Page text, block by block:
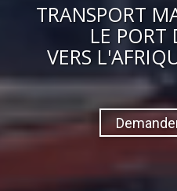
TRANSPORT
LE PORT
VERS